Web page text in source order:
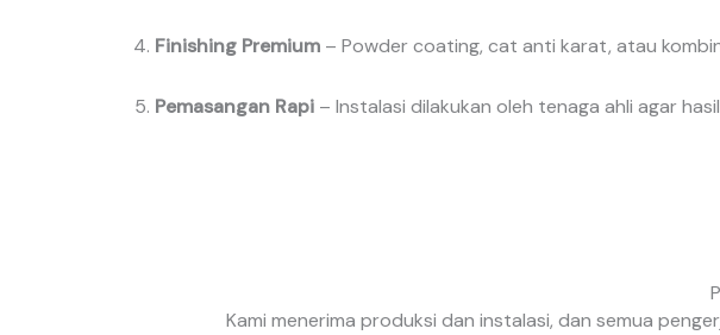
Finishing Premium – Powder coating, cat anti karat, atau
Pemasangan Rapi – Instalasi dilakukan oleh tenaga ahli agar
Kami menerima produksi dan instalasi, dan semua